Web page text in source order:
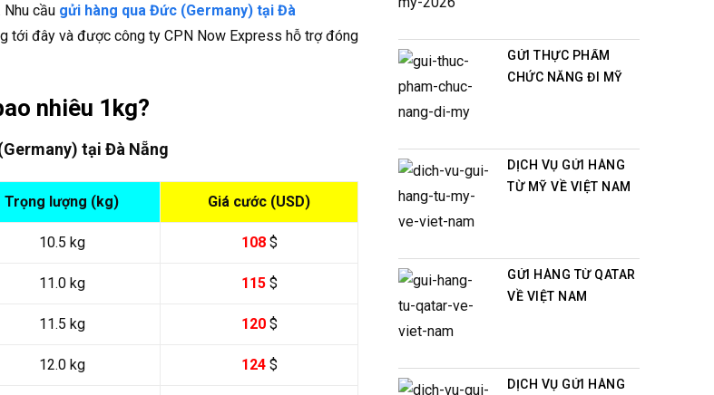
Nhu cầu gửi hàng qua Đức (Germany) tại Đà
tới đây và được công ty CPN Now Express hỗ trợ đóng
nhiêu 1kg?
tại Đà Nẵng
Trọng lượng (kg) Giá cước (USD)
10.5 kg 108$
11.0 kg 115$
11.5 kg 120$
12.0 kg 124 $
GỬI THỰC PHẨM
CHỨC NĂNG ĐI MỸ
DỊCH VỤ GỬI HÀNG
TỪ MỸ VỀ VIỆT NAM
GỬI HÀNG TỪ QATAR
VỀ VIỆT NAM
DỊCH VỤ GỬI HÀNG